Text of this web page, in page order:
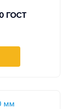
ГОСТ